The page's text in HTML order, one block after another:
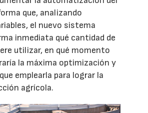
que, analizando
el nuevo sistema
inmediata qué cantidad de
utilizar, en qué momento
la máxima optimización y
emplearla para lograr la
agrícola.